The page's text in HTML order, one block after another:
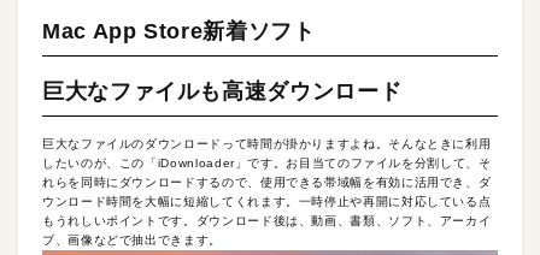
Mac App Store新着ソフト
巨大なファイルも高速ダウンロード
巨大なファイルのダウンロードって時間が掛かりますよね。そんなときに利用
したいのが、この「iDownloader」です。お目当てのファイルを分割して、そ
れらを同時にダウンロードするので、使用できる帯域幅を有効に活用でき、ダ
ウンロード時間を大幅に短縮してくれます。一時停止や再開に対応している点
もうれしいポイントです。ダウンロード後は、動画、書類、ソフト、アーカイ
ブ、画像などで抽出できます。